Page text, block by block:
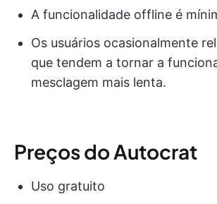
A funcionalidade offline é
Os usuários ocasionalmente
que tendem a tornar a
mesclagem mais lenta.
Preços do Autocrat
Uso gratuito